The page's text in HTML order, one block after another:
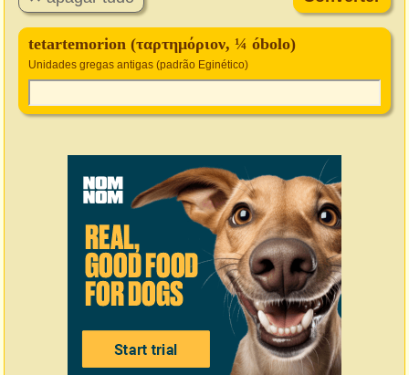
tetartemorion (ταρτημόριον, ¼ óbolo)
Unidades gregas antigas (padrão Eginético)